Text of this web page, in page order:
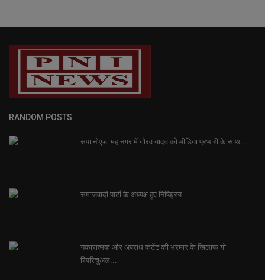
RANDOM POSTS
सपा नोएडा महानगर में गौरव यादव को मीडिया प्रभारी के साथ...
समाजवादी पार्टी के अध्यक्ष हुए निष्क्रिय
नकारात्मक और अपराध कंटेंट की भरमार के खिलाफ गो
स्पिरिचुअल...